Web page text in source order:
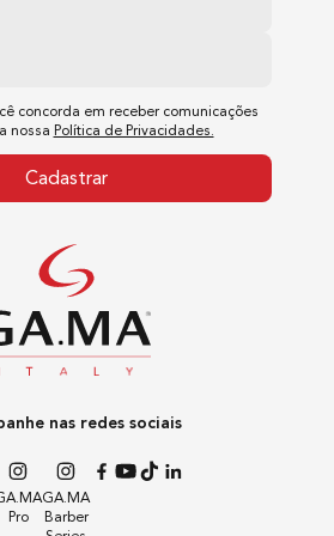
(Largura x Altura x Comprimento)
concorda em receber comunicações
nossa Política de Privacidades.
Cadastrar
nas redes sociais
Pro
GA.MA
Barber